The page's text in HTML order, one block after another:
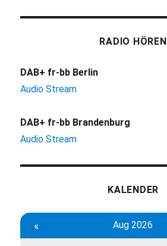
RADIO HÖREN
DAB+ fr-bb Berlin
Audio Stream
DAB+ fr-bb Brandenburg
Audio Stream
KALENDER
« Aug 2026